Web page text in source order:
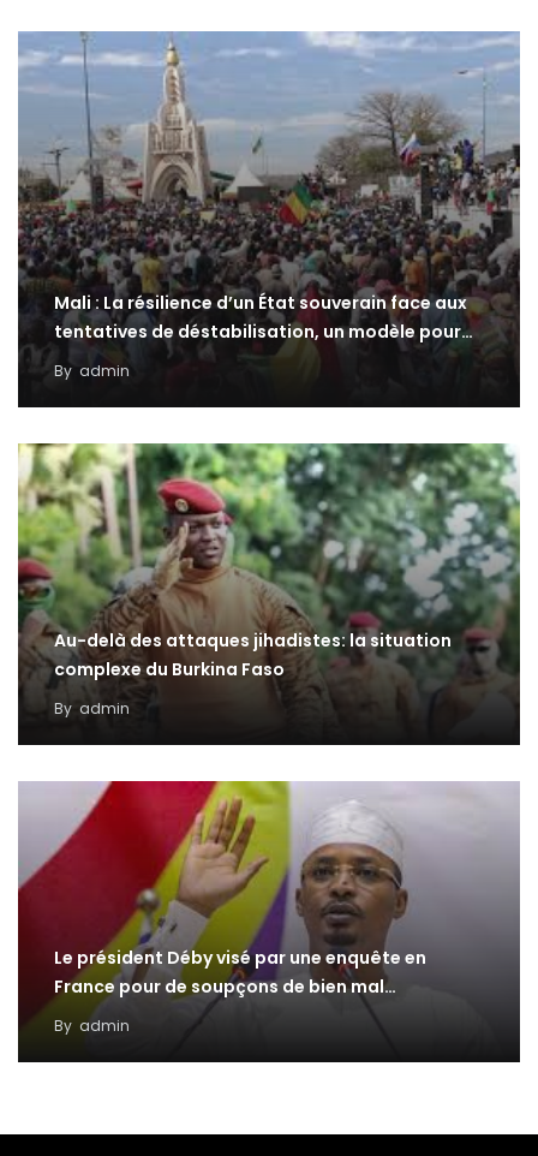
Mali : La résilience d’un État souverain face aux
tentatives de déstabilisation, un modèle pour…
By admin
Au-delà des attaques jihadistes: la situation
complexe du Burkina Faso
By admin
Le président Déby visé par une enquête en
France pour de soupçons de bien mal…
By admin